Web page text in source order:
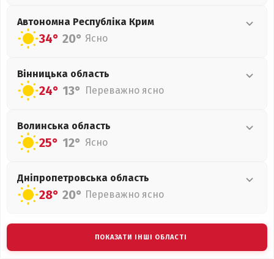
Автономна Республіка Крим
34° 20° Ясно
Вінницька область
24° 13° Переважно ясно
Волинська область
25° 12° Ясно
Дніпропетровська область
28° 20° Переважно ясно
ПОКАЗАТИ ІНШІ ОБЛАСТІ